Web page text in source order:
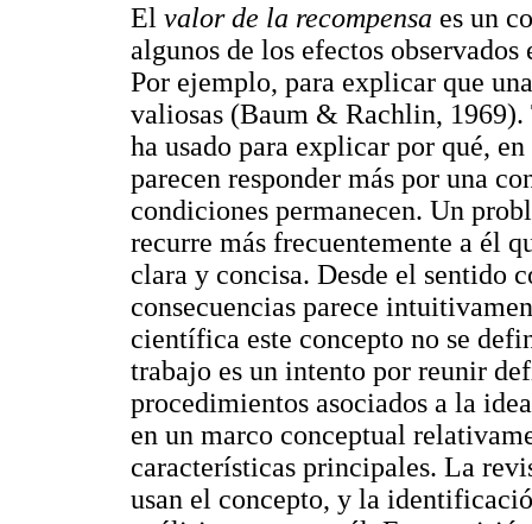
El valor de la recompensa es un
algunos de los efectos
Por ejemplo, para explicar que
valiosas (Baum & Rachlin, 1969).
ha usado para explicar por qué,
parecen responder más por una
condiciones permanecen. Un
recurre más frecuentemente a él
clara y concisa. Desde el sentido
consecuencias parece
científica este concepto no se
trabajo es un intento por reunir
procedimientos asociados a la
en un marco conceptual
características principales. La
usan el concepto, y la